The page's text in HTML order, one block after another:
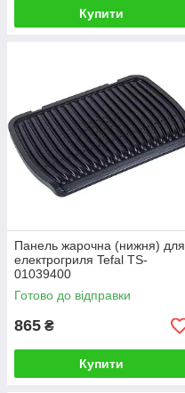
Купити
Панель жарочна (нижня) для
електрогриля Tefal TS-
01039400
Готово до відправки
865 ₴
Купити